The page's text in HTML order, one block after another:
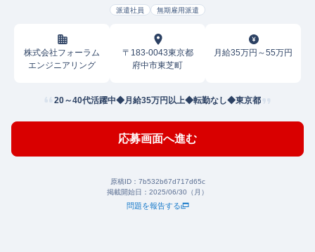
派遣社員 無期雇用派遣
株式会社フォーラム
エンジニアリング
〒183-0043東京都
府中市東芝町
月給35万円～55万円
20～40代活躍中◆月給35万円以上◆転勤なし◆東京都
応募画面へ進む
原稿ID： 7b532b67d717d65c
掲載開始日： 2025/06/30（月）
問題を報告する